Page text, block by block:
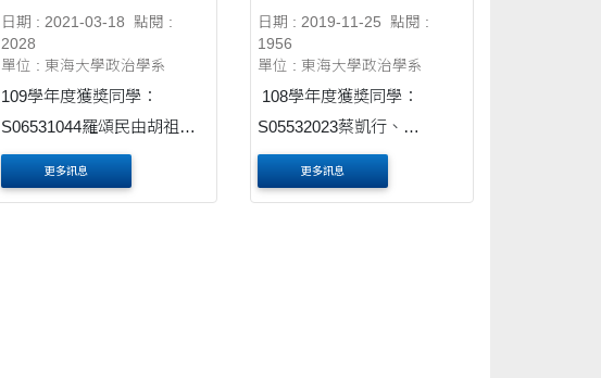
授奬
日期 : 2021-03-18
點閱 :
2028
單位 : 東海大學政治學系
109學年度獲奬同學：
S06531044羅頌民由胡祖慶
老師正式授奬
更多訊息
瑢
日期 : 2019-11-25
點閱 :
1956
單位 : 東海大學政治學系
108學年度獲奬同學：
S05532023蔡凱行、
S05532024呂研瑢由胡祖慶
老師正式授奬
更多訊息